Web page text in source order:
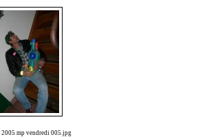
2005 mp vendredi 005.jpg